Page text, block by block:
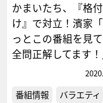
かまいたち、『格付
け』で対立！濱家
っとこの番組を見て
全問正解してます！
番組情報
バラエティ